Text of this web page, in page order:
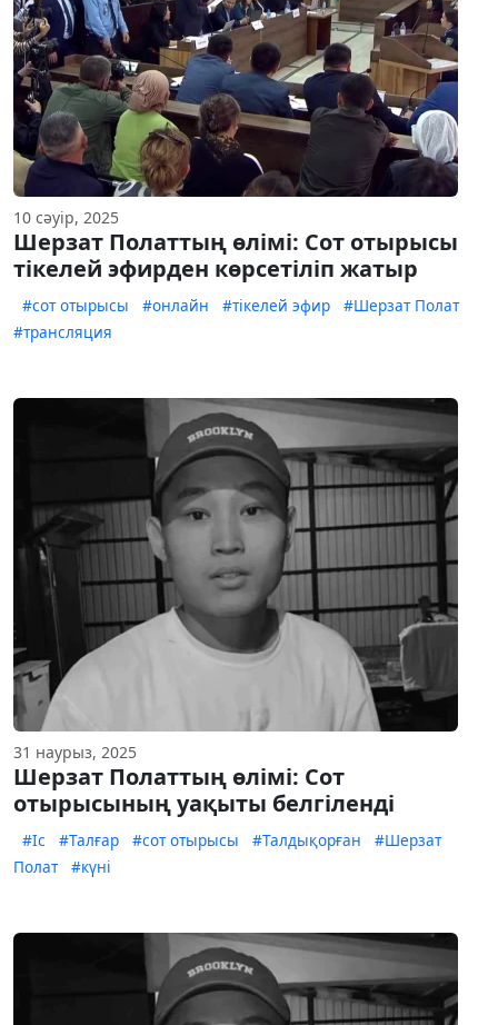
10 сәуір, 2025
Шерзат Полаттың өлімі: Сот отырысы
тікелей эфирден көрсетіліп жатыр
#сот отырысы #онлайн #тікелей эфир
#Шерзат Полат
#трансляция
31 наурыз, 2025
Шерзат Полаттың өлімі: Сот
отырысының уақыты белгіленді
#Іс #Талғар #сот отырысы #Талдықорған
#Шерзат
Полат
#күні